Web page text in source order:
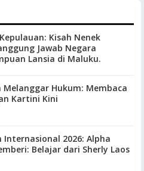
Kisah Nenek
Jawab Negara
Lansia di Maluku.
Melanggar Hukum: Membaca
Kartini Kini
2026: Alpha
Belajar dari Sherly Laos